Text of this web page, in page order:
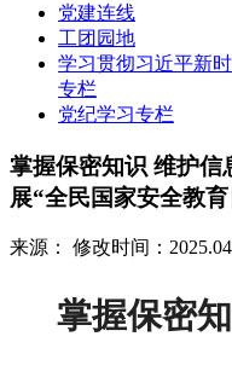
党建连线
工团园地
学习贯彻习近平新
专栏
党纪学习专栏
掌握保密知识 维护信
展“全民国家安全教
来源： 修改时间：
掌握保密